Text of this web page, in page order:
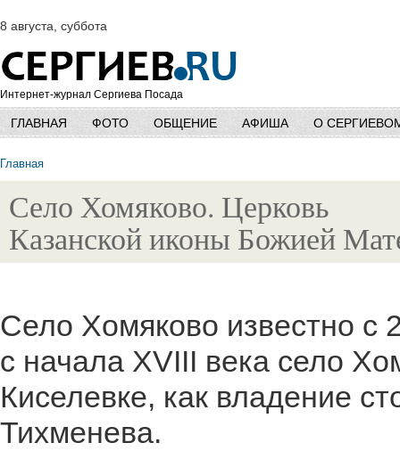
8 августа, суббота
Интернет-журнал Сергиева Посада
ГЛАВНАЯ ФОТО ОБЩЕНИЕ АФИША О
Главная
Село Хомяково. Церковь
Казанской иконы Божией
Село Хомяково известно с
с начала XVIII века село
Киселевке, как владение
Тихменева.